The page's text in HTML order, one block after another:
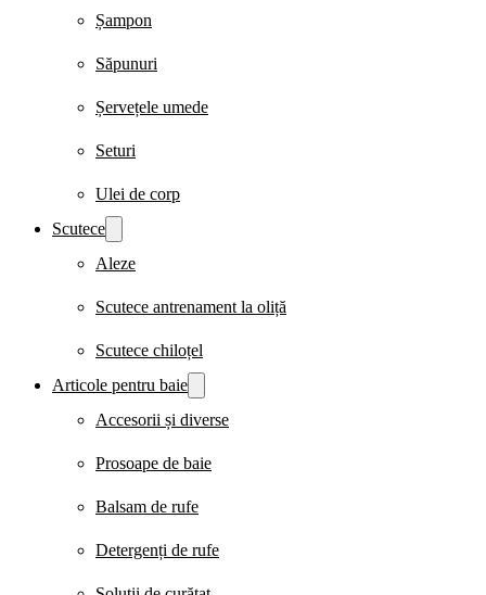
Șampon
Săpunuri
Șervețele umede
Seturi
Ulei de corp
Scutece
Aleze
Scutece antrenament la oliță
Scutece chiloțel
Articole pentru baie
Accesorii și diverse
Prosoape de baie
Balsam de rufe
Detergenți de rufe